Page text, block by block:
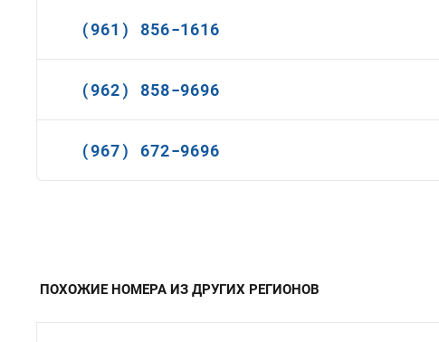
(961) 856-1616
(962) 858-9696
(967) 672-9696
ПОХОЖИЕ НОМЕРА ИЗ ДРУГИХ РЕГИОНОВ